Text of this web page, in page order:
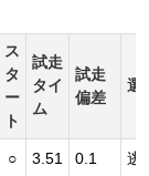
ス
タ
ー
ト
試走
タイ
ム
試走
偏差
選
○ 3.51 0.1 逃